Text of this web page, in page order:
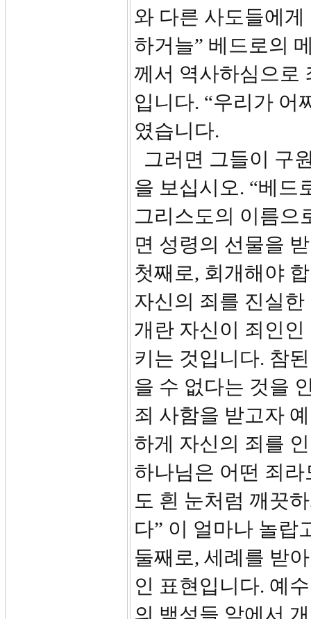
와 다른 사도들에
하거늘” 베드로의
께서 역사하심으로
입니다. “우리가 어
였습니다.
그러면 그들이 구
을 보십시오. “베드
그리스도의 이름으
면 성령의 선물을
첫째로, 회개해야
자신의 죄를 진실
개란 자신이 죄인
키는 것입니다. 참
을 수 없다는 것을
죄 사함을 받고자
하게 자신의 죄를
하나님은 어떤 죄
도 흰 눈처럼 깨끗
다” 이 얼마나 놀랍
둘째로, 세례를 받
인 표현입니다. 예
의 백성들 앞에서